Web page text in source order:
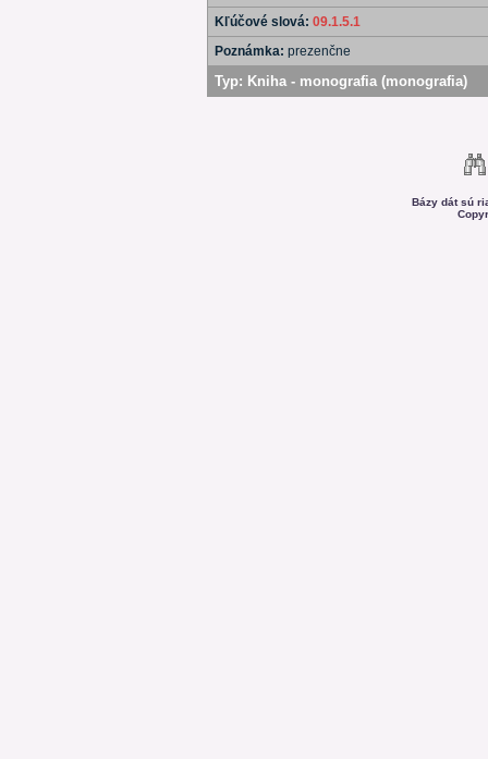
Kľúčové slová: 09.1.5.1
Poznámka: prezenčne
Typ: Kniha - monografia (monografia)
Bázy dát sú